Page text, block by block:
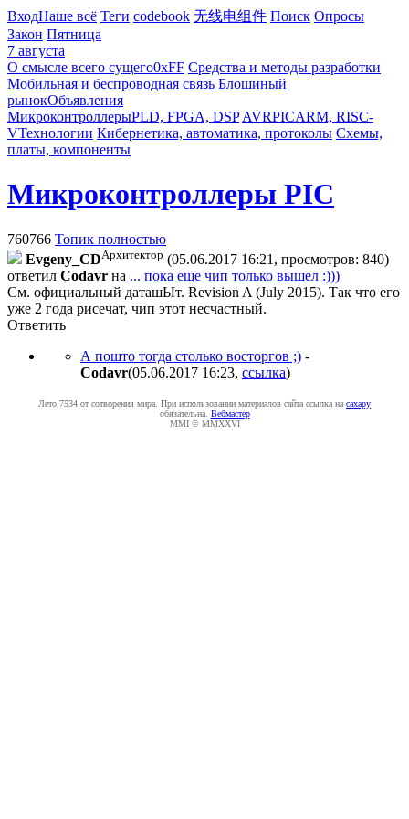
ВходНаше всё Теги codebook 无线电组件 Поиск Опросы
Закон Пятница
7 августа
О смысле всего сущего0xFF Средства и методы разработки
Мобильная и беспроводная связь Блошиный
рынокОбъявления
МикроконтроллерыPLD, FPGA, DSP AVRPICARM, RISC-
VТехнологии Кибернетика, автоматика, протоколы Схемы,
платы, компоненты
Микроконтроллеры PIC
760766 Топик полностью
Evgeny_CDАрхитектор (05.06.2017 16:21, просмотров: 840)
ответил Codavr на ... пока еще чип только вышел :)))
См. официальный даташЫт. Revision A (July 2015). Так что его
уже 2 года рисечат, чип этот несчастный.
Ответить
А пошто тогда столько восторгов ;) -
Codavr(05.06.2017 16:23, ссылка)
Лето 7534 от сотворения мира. При использовании материалов сайта ссылка на caxapу
обязательна. Вебмастер
MMI © MMXXVI